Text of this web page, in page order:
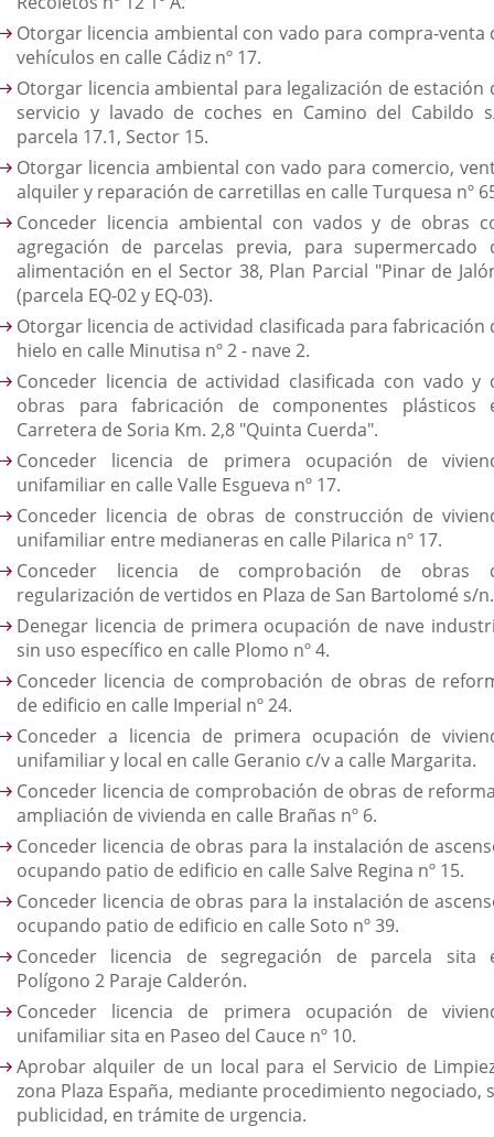
Otorgar licencia ambiental con vado para compra-venta
vehículos en calle Cádiz nº 17.
Otorgar licencia ambiental para legalización de estación
servicio y lavado de coches en Camino del Cabildo
parcela 17.1, Sector 15.
Otorgar licencia ambiental con vado para comercio,
alquiler y reparación de carretillas en calle Turquesa nº
Conceder licencia ambiental con vados y de obras
agregación de parcelas previa, para supermercado
alimentación en el Sector 38, Plan Parcial "Pinar de
(parcela EQ-02 y EQ-03).
Otorgar licencia de actividad clasificada para fabricación
hielo en calle Minutisa nº 2 - nave 2.
Conceder licencia de actividad clasificada con vado y
obras para fabricación de componentes plásticos
Carretera de Soria Km. 2,8 "Quinta Cuerda".
Conceder licencia de primera ocupación de
unifamiliar en calle Valle Esgueva nº 17.
Conceder licencia de obras de construcción de
unifamiliar entre medianeras en calle Pilarica nº 17.
Conceder licencia de comprobación de obras
regularización de vertidos en Plaza de San Bartolomé s/n.
Denegar licencia de primera ocupación de nave
sin uso específico en calle Plomo nº 4.
Conceder licencia de comprobación de obras de
de edificio en calle Imperial nº 24.
Conceder a licencia de primera ocupación de
unifamiliar y local en calle Geranio c/v a calle Margarita.
Conceder licencia de comprobación de obras de
ampliación de vivienda en calle Brañas nº 6.
Conceder licencia de obras para la instalación de
ocupando patio de edificio en calle Salve Regina nº 15.
Conceder licencia de obras para la instalación de
ocupando patio de edificio en calle Soto nº 39.
Conceder licencia de segregación de parcela sita
Polígono 2 Paraje Calderón.
Conceder licencia de primera ocupación de
unifamiliar sita en Paseo del Cauce nº 10.
Aprobar alquiler de un local para el Servicio de
zona Plaza España, mediante procedimiento negociado,
publicidad, en trámite de urgencia.